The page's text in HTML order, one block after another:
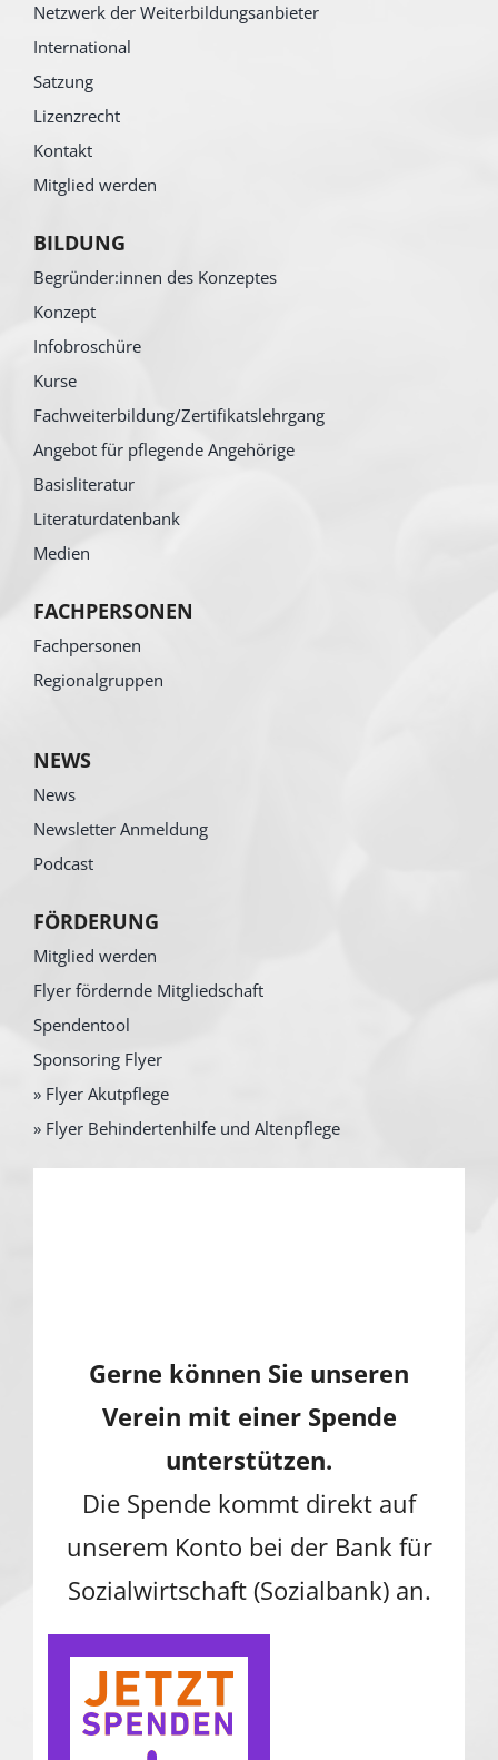
Netzwerk der Weiterbildungsanbieter
International
Satzung
Lizenzrecht
Kontakt
Mitglied werden
BILDUNG
Begründer:innen des Konzeptes
Konzept
Infobroschüre
Kurse
Fachweiterbildung/Zertifikatslehrgang
Angebot für pflegende Angehörige
Basisliteratur
Literaturdatenbank
Medien
FACHPERSONEN
Fachpersonen
Regionalgruppen
NEWS
News
Newsletter Anmeldung
Podcast
FÖRDERUNG
Mitglied werden
Flyer fördernde Mitgliedschaft
Spendentool
Sponsoring Flyer
» Flyer Akutpflege
» Flyer Behindertenhilfe und Altenpflege
Gerne können Sie unseren
Verein mit einer Spende
unterstützen.
Die Spende kommt direkt auf
unserem Konto bei der Bank für
Sozialwirtschaft (Sozialbank) an.